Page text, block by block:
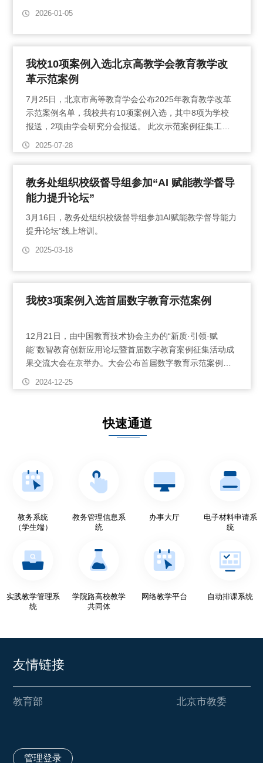
2026-01-05
我校10项案例入选北京高教学会教育教学改
革示范案例
7月25日，北京市高等教育学会公布2025年教育教学改革
示范案例名单，我校共有10项案例入选，其中8项为学校
报送，2项由学会研究分会报送。 此次示范案例征集工作
为北京高教学会首次组织，旨在调动广大教师教育教学改
革…
2025-07-28
教务处组织校级督导组参加“AI 赋能教学督导
能力提升论坛”
3月16日，教务处组织校级督导组参加AI赋能教学督导能力
提升论坛"线上培训。
2025-03-18
我校3项案例入选首届数字教育示范案例
12月21日，由中国教育技术协会主办的“新质·引领·赋
能”数智教育创新应用论坛暨首届数字教育案例征集活动成
果交流大会在京举办。大会公布首届数字教育示范案例征
集活动评审结果，我校推荐申报的3个案例入围并获奖，…
2024-12-25
快速通道
教务系统
（学生端）
教务管理信息系
统
办事大厅
电子材料申请系
统
实践教学管理系
统
学院路高校教学
共同体
网络教学平台 自动排课系统
友情链接
教育部 北京市教委
管理登录